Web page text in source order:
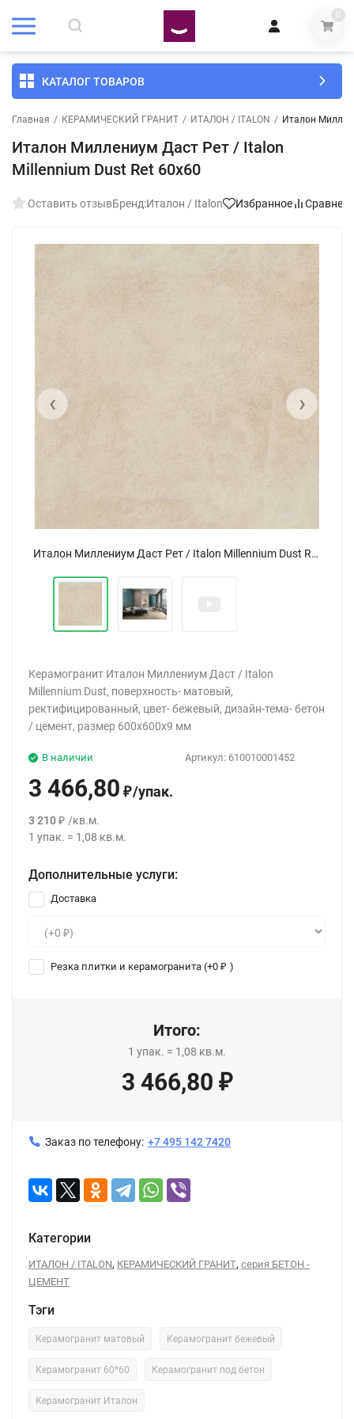
0
КАТАЛОГ ТОВАРОВ
Главная / КЕРАМИЧЕСКИЙ ГРАНИТ / ИТАЛОН / ITALON / Италон
Италон Миллениум Даст Рет / Italon
Millennium Dust Ret 60x60
Оставить отзывБренд:Италон / Italon Избранное
Италон Миллениум Даст Рет / Italon Millennium Dust Ret 60x60
‹ ›
Керамогранит Италон Миллениум Даст / Italon
Millennium Dust, поверхность- матовый,
ректифицированный, цвет- бежевый, дизайн-тема- бетон
/ цемент, размер 600x600x9 мм
Артикул: 610010001452
В наличии
3 466,80 ₽/упак.
3 210 ₽ /кв.м.
1 упак. = 1,08 кв.м.
Дополнительные услуги:
Доставка
Резка плитки и керамогранита (+0 ₽ )
Итого:
1 упак. = 1,08 кв.м.
3 466,80 ₽
Заказ по телефону: +7 495 142 7420
Категории
ИТАЛОН / ITALON, КЕРАМИЧЕСКИЙ ГРАНИТ, серия БЕТОН -
ЦЕМЕНТ
Тэги
Керамогранит матовый Керамогранит бежевый
Керамогранит 60*60 Керамогранит под бетон
Керамогранит Италон